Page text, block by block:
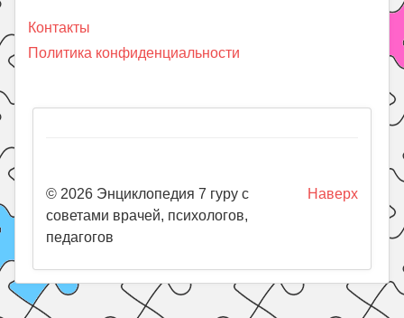
Контакты
Политика конфиденциальности
Наверх
© 2026 Энциклопедия 7 гуру с
советами врачей, психологов,
педагогов